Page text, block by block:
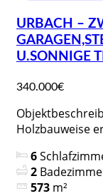
URBACH –
U.SONNIGE
340.000€
Holzbauweise
6
2
573 m²